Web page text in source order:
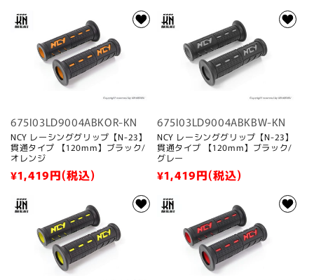
価
格
価
675I03LD9004ABKOR-KN
NCY レーシンググリップ【N-23】
貫通タイプ 【120mm】ブラック/
オレンジ
通
価
¥1,419円(税込)
675I03LD9004ABKBW-KN
NCY レーシンググリップ【N-23】
貫通タイプ 【120mm】ブラック/
グレー
通
価
¥1,419円(税込)